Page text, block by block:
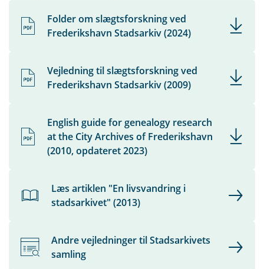
Folder om slægtsforskning ved
Frederikshavn Stadsarkiv (2024)
Vejledning til slægtsforskning ved
Frederikshavn Stadsarkiv (2009)
English guide for genealogy research
at the City Archives of Frederikshavn
(2010, opdateret 2023)
Læs artiklen "En livsvandring i
stadsarkivet" (2013)
Andre vejledninger til Stadsarkivets
samling